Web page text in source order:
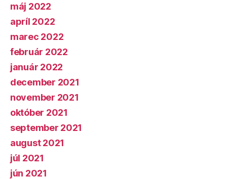
máj 2022
apríl 2022
marec 2022
február 2022
január 2022
december 2021
november 2021
október 2021
september 2021
august 2021
júl 2021
jún 2021